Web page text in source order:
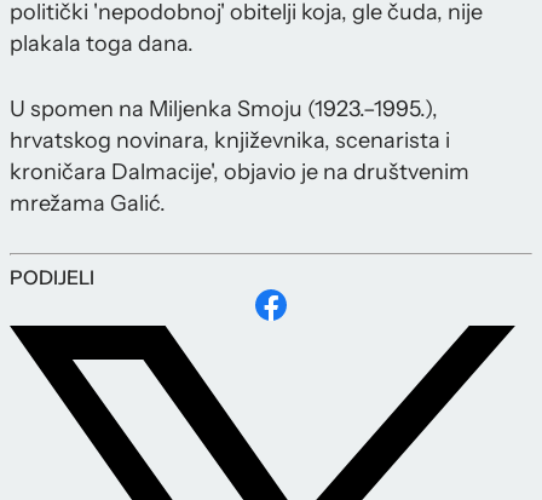
politički 'nepodobnoj' obitelji koja, gle čuda, nije
plakala toga dana.
U spomen na Miljenka Smoju (1923.–1995.),
hrvatskog novinara, književnika, scenarista i
kroničara Dalmacije', objavio je na društvenim
mrežama Galić.
PODIJELI